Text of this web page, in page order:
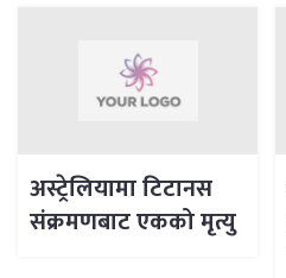
अस्ट्रेलियामा टिटानस
संक्रमणबाट एकको मृत्यु